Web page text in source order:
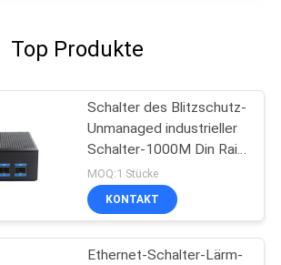
Top Produkte
Schalter des Blitzschutz-
Unmanaged industrieller
Schalter-1000M Din Rail
Ethernet
MOQ:1 Stücke
KONTAKT
Ethernet-Schalter-Lärm-